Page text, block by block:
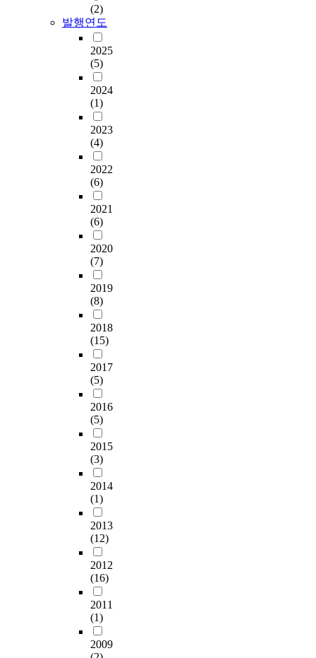
(2)
발행연도
2025
(5)
2024
(1)
2023
(4)
2022
(6)
2021
(6)
2020
(7)
2019
(8)
2018
(15)
2017
(5)
2016
(5)
2015
(3)
2014
(1)
2013
(12)
2012
(16)
2011
(1)
2009